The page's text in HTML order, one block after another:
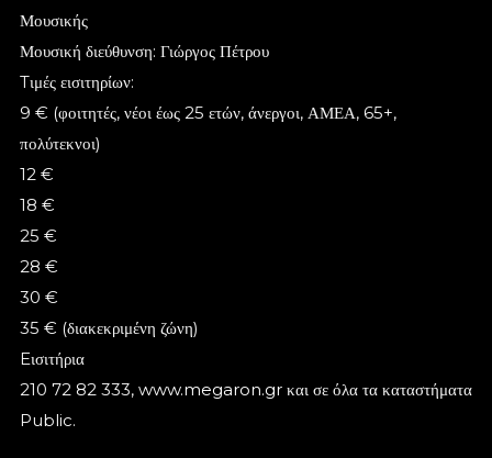
Μουσικής
Μουσική διεύθυνση: Γιώργος Πέτρου
Tιμές εισιτηρίων:
9 € (φοιτητές, νέοι έως 25 ετών, άνεργοι, ΑΜΕΑ, 65+,
πολύτεκνοι)
12 €
18 €
25 €
28 €
30 €
35 € (διακεκριμένη ζώνη)
Eισιτήρια
210 72 82 333, www.megaron.grκαι σε όλα τα καταστήματα
Public.